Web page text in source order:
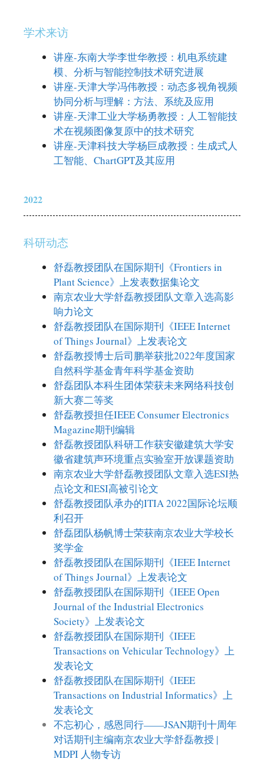
学术来访
讲座-东南大学李世华教授：机电系统建
模、分析与智能控制技术研究进展
讲座-天津大学冯伟教授：动态多视角视频
协同分析与理解：方法、系统及应用
讲座-天津工业大学杨勇教授：人工智能技
术在视频图像复原中的技术研究
讲座-天津科技大学杨巨成教授：生成式人
工智能、ChartGPT及其应用
2022
科研动态
舒磊教授团队在国际期刊《Frontiers in
Plant Science》上发表数据集论文
南京农业大学舒磊教授团队文章入选高影
响力论文
舒磊教授团队在国际期刊《IEEE Internet
of Things Journal》上发表论文
舒磊教授博士后司鹏举获批2022年度国家
自然科学基金青年科学基金资助
舒磊团队本科生团体荣获未来网络科技创
新大赛二等奖
舒磊教授担任IEEE Consumer Electronics
Magazine期刊编辑
舒磊教授团队科研工作获安徽建筑大学安
徽省建筑声环境重点实验室开放课题资助
南京农业大学舒磊教授团队文章入选ESI热
点论文和ESI高被引论文
舒磊教授团队承办的ITIA 2022国际论坛顺
利召开
舒磊团队杨帆博士荣获南京农业大学校长
奖学金
舒磊教授团队在国际期刊《IEEE Internet
of Things Journal》上发表论文
舒磊教授团队在国际期刊《IEEE Open
Journal of the Industrial Electronics
Society》上发表论文
舒磊教授团队在国际期刊《IEEE
Transactions on Vehicular Technology》上
发表论文
舒磊教授团队在国际期刊《IEEE
Transactions on Industrial Informatics》上
发表论文
不忘初心，感恩同行——JSAN期刊十周年
对话期刊主编南京农业大学舒磊教授 |
MDPI 人物专访